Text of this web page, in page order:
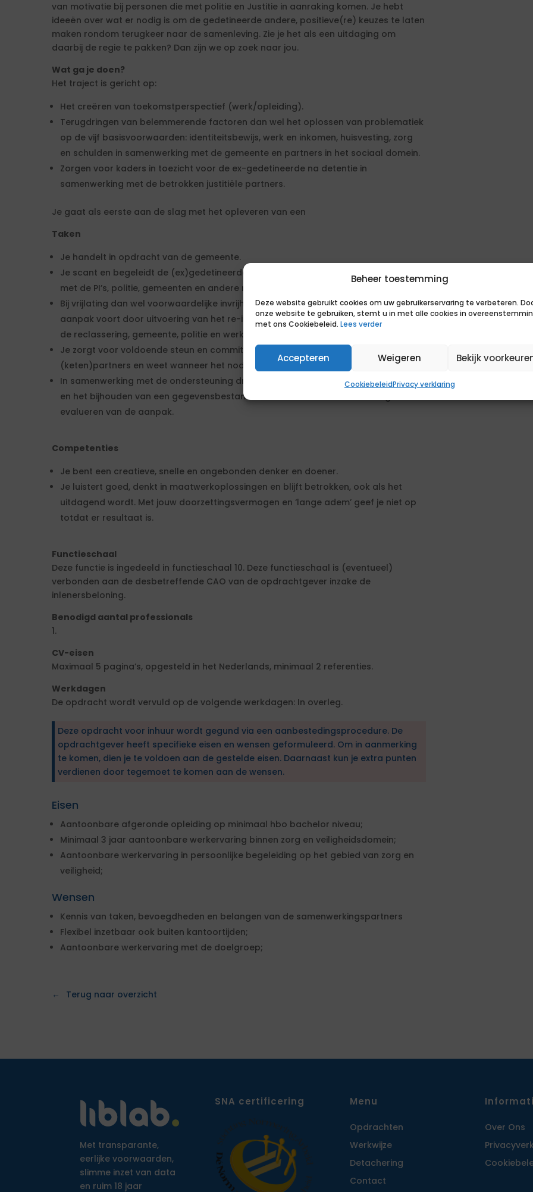
Beheer toestemming
Deze website gebruikt cookies om uw gebruikerservaring te verbeteren.
onze website te gebruiken, stemt u in met alle cookies in
met ons Cookiebeleid. Lees verder
Accepteren Weigeren Bekijk
CookiebeleidPrivacy verklaring
van motivatie bij personen die met politie en Justitie in aanraking komen. Je hebt
ideeën over wat er nodig is om de gedetineerde andere, positieve(re) keuzes te laten
maken rondom terugkeer naar de samenleving. Zie je het als een uitdaging om
daarbij de regie te pakken? Dan zijn we op zoek naar jou.
Wat ga je doen?
Het traject is gericht op:
Het creëren van toekomstperspectief (werk/opleiding).
Terugdringen van belemmerende factoren dan wel het oplossen van problematiek
op de vijf basisvoorwaarden: identiteitsbewijs, werk en inkomen, huisvesting, zorg
en schulden in samenwerking met de gemeente en partners in het sociaal domein.
Zorgen voor kaders in toezicht voor de ex-gedetineerde na detentie in
samenwerking met de betrokken justitiële partners.
Je gaat als eerste aan de slag met het opleveren van een
Taken
Je handelt in opdracht van de gemeente.
Je scant en begeleidt de (ex)gedetineerden/nazorg-kandidaten in samenwerking
met de PI’s, politie, gemeenten en andere relevante ketenpartners.
Bij vrijlating dan wel voorwaardelijke invrijheidstelling zet je de maatwerk gerichte
aanpak voort door uitvoering van het re-integratieplan in samenwerking met o.a.
de reclassering, gemeente, politie en werkmakelaars.
Je zorgt voor voldoende steun en commitment binnen de gemeente en van de
(keten)partners en weet wanneer het nodig is om op te schalen.
In samenwerking met de ondersteuning draag je zorg voor een goede registratie
en het bijhouden van een gegevensbestand ten behoeve van de monitoring en het
evalueren van de aanpak.
Competenties
Je bent een creatieve, snelle en ongebonden denker en doener.
Je luistert goed, denkt in maatwerkoplossingen en blijft betrokken, ook als het
uitdagend wordt. Met jouw doorzettingsvermogen en ‘lange adem’ geef je niet op
totdat er resultaat is.
Functieschaal
Deze functie is ingedeeld in functieschaal 10. Deze functieschaal is (eventueel)
verbonden aan de desbetreffende CAO van de opdrachtgever inzake de
inlenersbeloning.
Benodigd aantal professionals
1.
CV-eisen
Maximaal 5 pagina’s, opgesteld in het Nederlands, minimaal 2 referenties.
Werkdagen
De opdracht wordt vervuld op de volgende werkdagen: In overleg.
Deze opdracht voor inhuur wordt gegund via een aanbestedingsprocedure. De
opdrachtgever heeft specifieke eisen en wensen geformuleerd. Om in aanmerking
te komen, dien je te voldoen aan de gestelde eisen. Daarnaast kun je extra punten
verdienen door tegemoet te komen aan de wensen.
Eisen
Aantoonbare afgeronde opleiding op minimaal hbo bachelor niveau;
Minimaal 3 jaar aantoonbare werkervaring binnen zorg en veiligheidsdomein;
Aantoonbare werkervaring in persoonlijke begeleiding op het gebied van zorg en
veiligheid;
Wensen
Kennis van taken, bevoegdheden en belangen van de samenwerkingspartners
Flexibel inzetbaar ook buiten kantoortijden;
Aantoonbare werkervaring met de doelgroep;
Terug naar overzicht
Met transparante,
eerlijke voorwaarden,
slimme inzet van data
en ruim 18 jaar
SNA certificering Menu
Opdrachten
Werkwijze
Detachering
Contact
Over Ons